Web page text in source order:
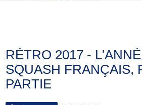
RÉTRO 2017 -
SQUASH FRANÇAIS,
PARTIE